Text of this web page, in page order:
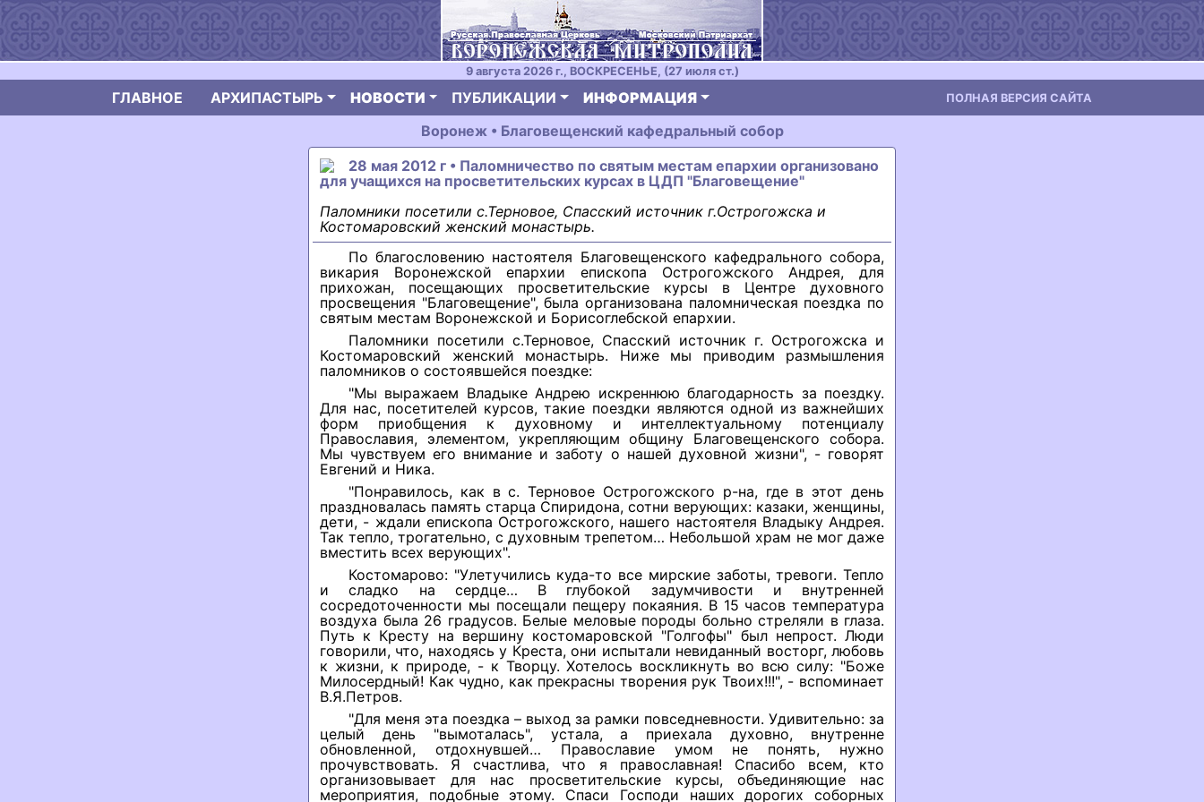
9 августа 2026 г., ВОСКРЕСЕНЬЕ, (27 июля ст.)
ГЛАВНОЕ АРХИПАСТЫРЬ НОВОСТИ ПУБЛИКАЦИИ ИНФОРМАЦИЯ ПОЛНАЯ ВЕРСИЯ САЙТА
Воронеж • Благовещенский кафедральный собор
28 мая 2012 г • Паломничество по святым местам епархии организовано
для учащихся на просветительских курсах в ЦДП "Благовещение"
Паломники посетили с.Терновое, Спасский источник г.Острогожска и
Костомаровский женский монастырь.
По благословению настоятеля Благовещенского кафедрального собора,
викария Воронежской епархии епископа Острогожского Андрея, для
прихожан, посещающих просветительские курсы в Центре духовного
просвещения "Благовещение", была организована паломническая поездка по
святым местам Воронежской и Борисоглебской епархии.
Паломники посетили с.Терновое, Спасский источник г. Острогожска и
Костомаровский женский монастырь. Ниже мы приводим размышления
паломников о состоявшейся поездке:
"Мы выражаем Владыке Андрею искреннюю благодарность за поездку.
Для нас, посетителей курсов, такие поездки являются одной из важнейших
форм приобщения к духовному и интеллектуальному потенциалу
Православия, элементом, укрепляющим общину Благовещенского собора.
Мы чувствуем его внимание и заботу о нашей духовной жизни", - говорят
Евгений и Ника.
"Понравилось, как в с. Терновое Острогожского р-на, где в этот день
праздновалась память старца Спиридона, сотни верующих: казаки, женщины,
дети, - ждали епископа Острогожского, нашего настоятеля Владыку Андрея.
Так тепло, трогательно, с духовным трепетом… Небольшой храм не мог даже
вместить всех верующих".
Костомарово: "Улетучились куда-то все мирские заботы, тревоги. Тепло
и сладко на сердце… В глубокой задумчивости и внутренней
сосредоточенности мы посещали пещеру покаяния. В 15 часов температура
воздуха была 26 градусов. Белые меловые породы больно стреляли в глаза.
Путь к Кресту на вершину костомаровской "Голгофы" был непрост. Люди
говорили, что, находясь у Креста, они испытали невиданный восторг, любовь
к жизни, к природе, - к Творцу. Хотелось воскликнуть во всю силу: "Боже
Милосердный! Как чудно, как прекрасны творения рук Твоих!!!", - вспоминает
В.Я.Петров.
"Для меня эта поездка – выход за рамки повседневности. Удивительно: за
целый день "вымоталась", устала, а приехала духовно, внутренне
обновленной, отдохнувшей… Православие умом не понять, нужно
прочувствовать. Я счастлива, что я православная! Спасибо всем, кто
организовывает для нас просветительские курсы, объединяющие нас
мероприятия, подобные этому. Спаси Господи наших дорогих соборных